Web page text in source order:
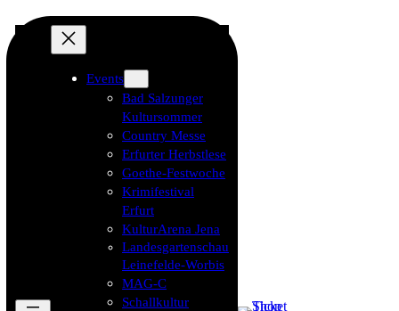
Events
Bad Salzunger
Kultursommer
Country Messe
Erfurter Herbstlese
Goethe-Festwoche
Krimifestival
Erfurt
KulturArena Jena
Landesgartenschau
Leinefelde-Worbis
MAG-C
Schallkultur